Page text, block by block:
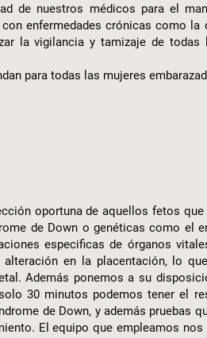
de nuestros médicos para el
enfermedades crónicas como la
la vigilancia y tamizaje de
para todas las mujeres
oportuna de aquellos fetos
de Down o genéticas como el
especificas de órganos
en la placentación, lo
Además ponemos a su
30 minutos podemos tener el
de Down, y además pruebas
El equipo que empleamos